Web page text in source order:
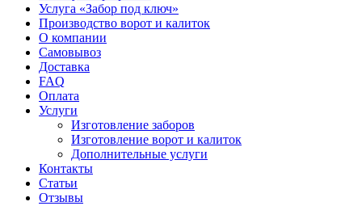
Услуга «Забор под ключ»
Производство ворот и калиток
О компании
Самовывоз
Доставка
FAQ
Оплата
Услуги
Изготовление заборов
Изготовление ворот и калиток
Дополнительные услуги
Контакты
Статьи
Отзывы